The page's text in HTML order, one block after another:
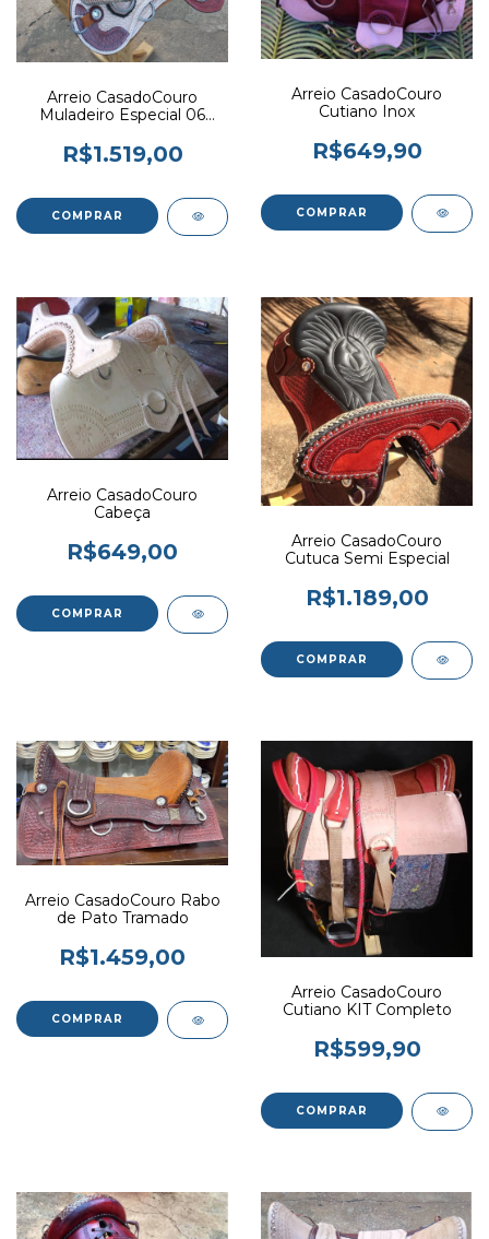
Arreio CasadoCouro
Muladeiro Especial 06
R$1.519,00
Arreio CasadoCouro
Cutiano Inox
R$649,90
Arreio CasadoCouro
Cabeça
R$649,00
Arreio CasadoCouro
Cutuca Semi Especial
R$1.189,00
Arreio CasadoCouro Rabo
de Pato Tramado
R$1.459,00
Arreio CasadoCouro
Cutiano KIT Completo
R$599,90